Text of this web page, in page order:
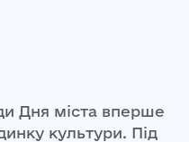
Дня міста вперше
культури. Під